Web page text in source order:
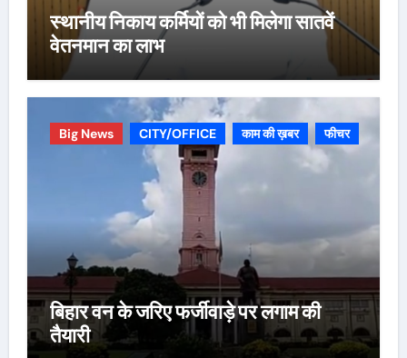
स्थानीय निकाय कर्मियों को भी मिलेगा सातवें
वेतनमान का लाभ
Big News CITY/OFFICE काम की ख़बर फीचर
बिहार वन के जरिए फर्जीवाड़े पर लगाम की
तैयारी